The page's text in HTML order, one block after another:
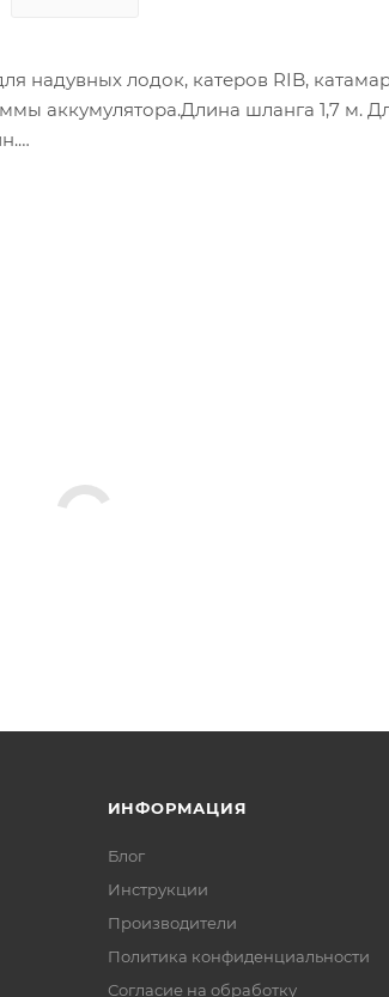
надувных лодок, катеров RIB,
аккумулятора.Длина шланга 1,7 м.
ИНФОРМАЦИЯ
Блог
Инструкции
Производители
Политика конфиденциальности
Согласие на обработку